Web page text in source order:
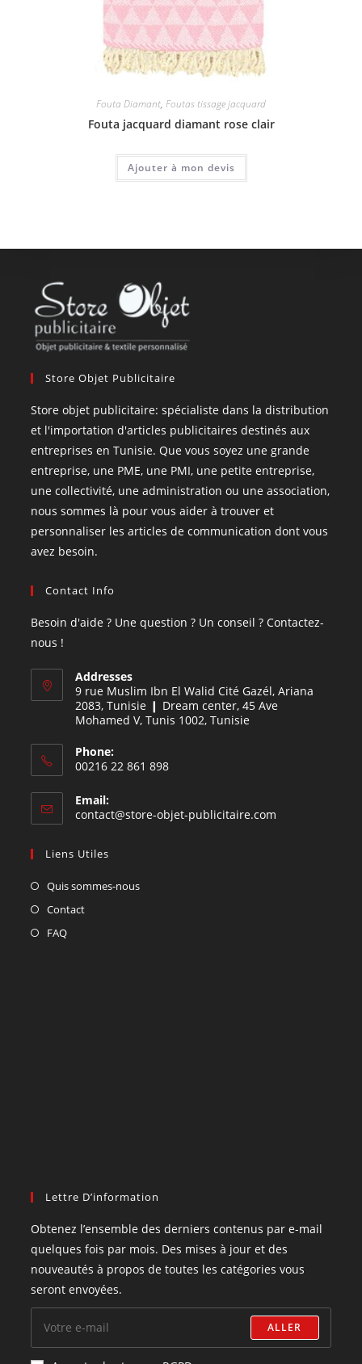
Fouta Diamant, Foutas tissage jacquard
Fouta jacquard diamant rose clair
Ajouter à mon devis
Store Objet Publicitaire
Store objet publicitaire: spécialiste dans la distribution
et l'importation d'articles publicitaires destinés aux
entreprises en Tunisie. Que vous soyez une grande
entreprise, une PME, une PMI, une petite entreprise,
une collectivité, une administration ou une association,
nous sommes là pour vous aider à trouver et
personnaliser les articles de communication dont vous
avez besoin.
Contact Info
Besoin d'aide ? Une question ? Un conseil ? Contactez-
nous !
Addresses
9 rue Muslim Ibn El Walid Cité Gazél, Ariana
2083, Tunisie ❙ Dream center, 45 Ave
Mohamed V, Tunis 1002, Tunisie
Phone:
00216 22 861 898
Email:
contact@store-objet-publicitaire.com
Liens Utiles
Quis sommes-nous
Contact
FAQ
Lettre D’information
Obtenez l’ensemble des derniers contenus par e-mail
quelques fois par mois. Des mises à jour et des
nouveautés à propos de toutes les catégories vous
seront envoyées.
ALLER